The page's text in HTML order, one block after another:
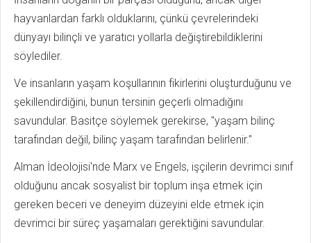
hayvanlardan farklı olduklarını, çünkü çevrelerindeki
dünyayı bilinçli ve yaratıcı yollarla değiştirebildiklerini
söylediler.
Ve insanların yaşam koşullarının fikirlerini oluşturduğunu ve
şekillendirdiğini, bunun tersinin geçerli olmadığını
savundular. Basitçe söylemek gerekirse, "yaşam bilinç
tarafından değil, bilinç yaşam tarafından belirlenir."
Alman İdeolojisi'nde Marx ve Engels, işçilerin devrimci sınıf
olduğunu ancak sosyalist bir toplum inşa etmek için
gereken beceri ve deneyim düzeyini elde etmek için
devrimci bir süreç yaşamaları gerektiğini savundular.